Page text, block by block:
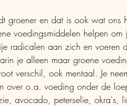
groener en dat is ook wat ons
voedingsmiddelen helpen
radicalen aan zich en voeren
je alleen maar groene
verschil, ook mentaal. Je
over o.a. voeding onder de
avocado, peterselie, okra's,